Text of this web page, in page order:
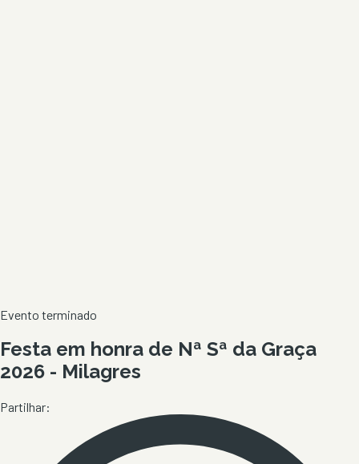
Evento terminado
Festa em honra de Nª Sª da Graça
2026 - Milagres
Partilhar: